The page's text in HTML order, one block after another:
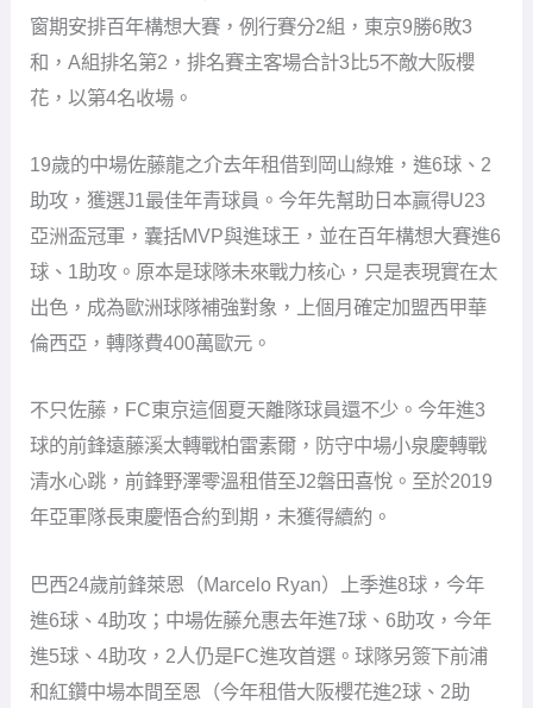
窗期安排百年構想大賽，例行賽分2組，東京9勝6敗3
和，A組排名第2，排名賽主客場合計3比5不敵大阪櫻
花，以第4名收場。
19歲的中場佐藤龍之介去年租借到岡山綠雉，進6球、2
助攻，獲選J1最佳年青球員。今年先幫助日本贏得U23
亞洲盃冠軍，囊括MVP與進球王，並在百年構想大賽進6
球、1助攻。原本是球隊未來戰力核心，只是表現實在太
出色，成為歐洲球隊補強對象，上個月確定加盟西甲華
倫西亞，轉隊費400萬歐元。
不只佐藤，FC東京這個夏天離隊球員還不少。今年進3
球的前鋒遠藤溪太轉戰柏雷素爾，防守中場小泉慶轉戰
清水心跳，前鋒野澤零溫租借至J2磐田喜悅。至於2019
年亞軍隊長東慶悟合約到期，未獲得續約。
巴西24歲前鋒萊恩（Marcelo Ryan）上季進8球，今年
進6球、4助攻；中場佐藤允惠去年進7球、6助攻，今年
進5球、4助攻，2人仍是FC進攻首選。球隊另簽下前浦
和紅鑽中場本間至恩（今年租借大阪櫻花進2球、2助